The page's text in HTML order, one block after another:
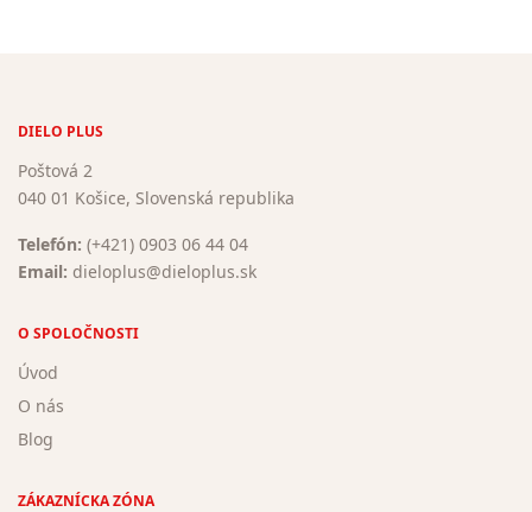
DIELO PLUS
Poštová 2
040 01 Košice, Slovenská republika
Telefón: (+421) 0903 06 44 04
Email: dieloplus@dieloplus.sk
O SPOLOČNOSTI
Úvod
O nás
Blog
ZÁKAZNÍCKA ZÓNA